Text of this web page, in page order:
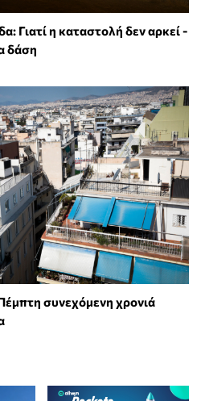
Γιατί η καταστολή δεν αρκεί -
δάση
συνεχόμενη χρονιά